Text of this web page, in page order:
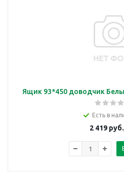
Ящик 93*450 доводчик
Есть в
2 419 руб.